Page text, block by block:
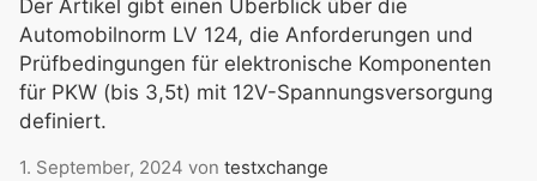
Der Artikel gibt einen Überblick über die
Automobilnorm LV 124, die Anforderungen und
Prüfbedingungen für elektronische Komponenten
für PKW (bis 3,5t) mit 12V-Spannungsversorgung
definiert.
1. September, 2024 von testxchange